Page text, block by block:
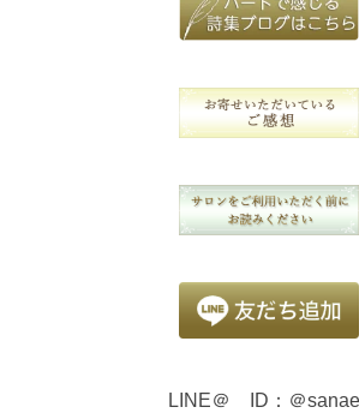
LINE＠ ID：＠